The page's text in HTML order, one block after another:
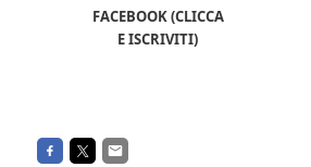
FACEBOOK (CLICCA
E ISCRIVITI)